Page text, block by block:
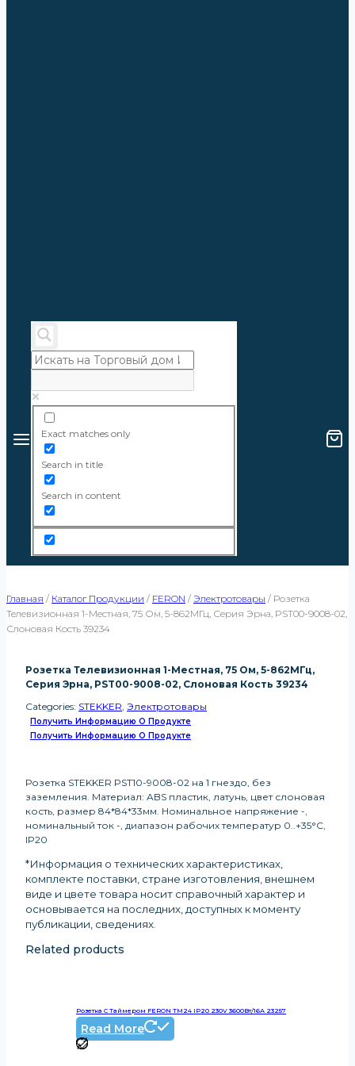
Exact matches only
Search in title
Search in content
Главная / Каталог Продукции / FERON / Электротовары / Розетка
Телевизионная 1-Местная, 75 Ом, 5-862МГц, Серия Эрна, PST00-9008-02,
Слоновая Кость 39234
Розетка Телевизионная 1-Местная, 75 Ом, 5-862МГц,
Серия Эрна, PST00-9008-02, Слоновая Кость 39234
Categories: STEKKER, Электротовары
Получить Информацию О Продукте
Получить Информацию О Продукте
Розетка STEKKER PST10-9008-02 на 1 гнездо, без
заземления. Материал: ABS пластик, латунь, цвет слоновая
кость, размер 84*84*33мм. Номинальное напряжение -,
номинальный ток -, диапазон рабочих температур 0..+35°C,
IP20
*Информация о технических характеристиках,
комплекте поставки, стране изготовления, внешнем
виде и цвете товара носит справочный характер и
основывается на последних, доступных к моменту
публикации, сведениях.
Related products
Розетка С Таймером FERON TM24 IP20 230V 3600Вт/16А 23257
Read More